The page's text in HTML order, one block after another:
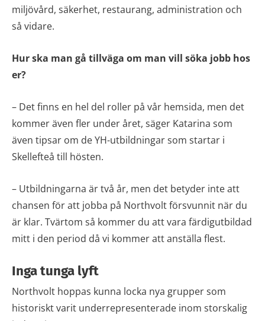
miljövård, säkerhet, restaurang, administration och
så vidare.
Hur ska man gå tillväga om man vill söka jobb hos
er?
– Det finns en hel del roller på vår hemsida, men det
kommer även fler under året, säger Katarina som
även tipsar om de YH-utbildningar som startar i
Skellefteå till hösten.
– Utbildningarna är två år, men det betyder inte att
chansen för att jobba på Northvolt försvunnit när du
är klar. Tvärtom så kommer du att vara färdigutbildad
mitt i den period då vi kommer att anställa flest.
Inga tunga lyft
Northvolt hoppas kunna locka nya grupper som
historiskt varit underrepresenterade inom storskalig